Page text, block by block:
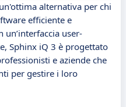
alternativa per chi
efficiente e
un’interfaccia user-
Sphinx iQ 3 è progettato
e aziende che
per gestire i loro